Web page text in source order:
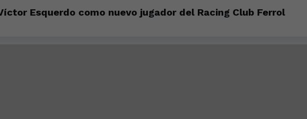
Esquerdo como nuevo jugador del Racing Club Ferrol